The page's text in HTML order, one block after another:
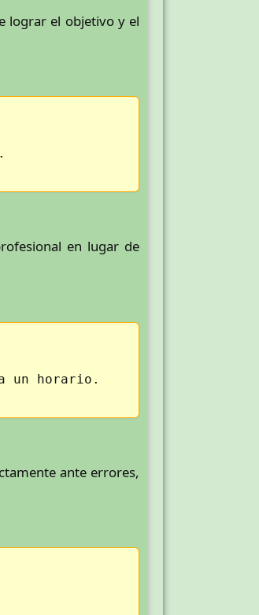
lograr el objetivo y el
en lugar de
un horario.
ante errores,